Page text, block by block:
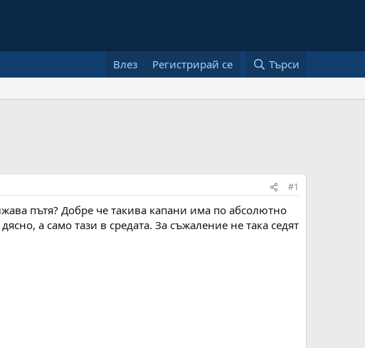
Влез Регистрирай се Търси
#1
пътя? Добре че такива капани има по абсолютно
а само тази в средата. За съжаление не така седят